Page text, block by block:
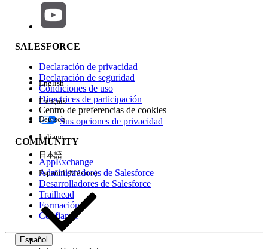
Repercusión de función
Edición
Experiencia
SALESFORCE
Declaración de privacidad
Declaración de seguridad
Condiciones de uso
Directrices de participación
Centro de preferencias de cookies
Sus opciones de privacidad
COMMUNITY
AppExchange
Administradores de Salesforce
Desarrolladores de Salesforce
Trailhead
Formación
Confianza
Español
English
Français
Deutsch
Italiano
日本語
Español (México)